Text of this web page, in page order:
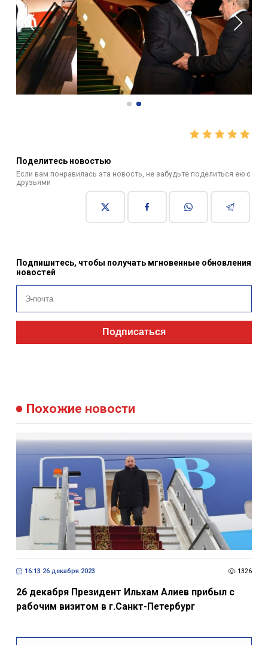
Поделитесь новостью
Если вам понравилась эта новость, не забудьте поделиться ею с
друзьями
Подпишитесь, чтобы получать мгновенные обновления
новостей
Подписаться
Похожие новости
16:13 26 декабря 2023 1326
26 декабря Президент Ильхам Алиев прибыл с
рабочим визитом в г.Санкт-Петербург